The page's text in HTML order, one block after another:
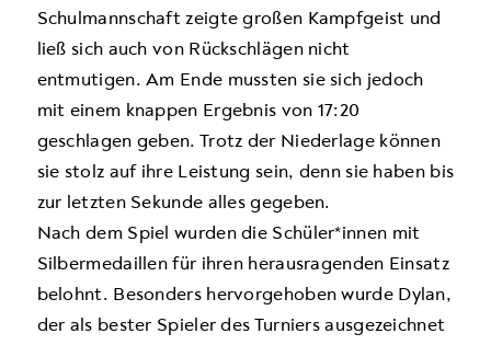
Schulmannschaft zeigte großen Kampfgeist und
ließ sich auch von Rückschlägen nicht
entmutigen. Am Ende mussten sie sich jedoch
mit einem knappen Ergebnis von 17:20
geschlagen geben. Trotz der Niederlage können
sie stolz auf ihre Leistung sein, denn sie haben bis
zur letzten Sekunde alles gegeben.
Nach dem Spiel wurden die Schüler*innen mit
Silbermedaillen für ihren herausragenden Einsatz
belohnt. Besonders hervorgehoben wurde Dylan,
der als bester Spieler des Turniers ausgezeichnet